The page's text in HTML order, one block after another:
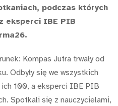
podczas których
eksperci IBE PIB
Kompas Jutra trwały od
Odbyły się we wszystkich
ich 100, a eksperci IBE PIB
Spotkali się z nauczycielami,